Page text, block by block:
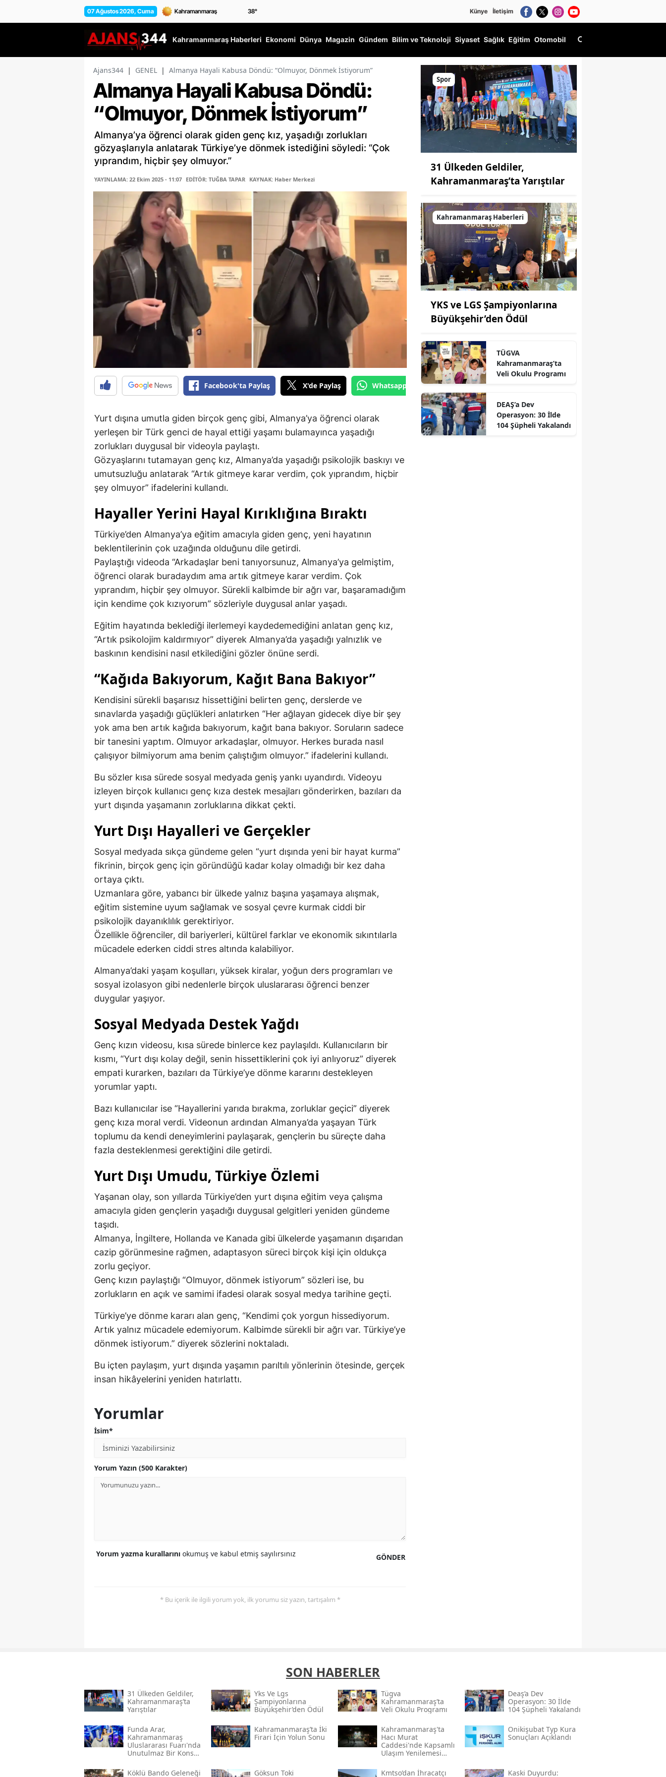
07 Ağustos 2026, Cuma 38° Künye İletişim
Kahramanmaraş Haberleri Ekonomi Dünya Magazin Gündem Bilim ve Teknoloji Siyaset Sağlık Eğitim Otomobil
Ajans344 | GENEL | Almanya Hayali Kabusa Döndü: “Olmuyor, Dönmek İstiyorum”
Almanya Hayali Kabusa Döndü:
“Olmuyor, Dönmek İstiyorum”
Almanya’ya öğrenci olarak giden genç kız, yaşadığı zorlukları
gözyaşlarıyla anlatarak Türkiye’ye dönmek istediğini söyledi: “Çok
yıprandım, hiçbir şey olmuyor.”
YAYINLAMA: 22 Ekim 2025 - 11:07 EDİTÖR: TUĞBA TAPAR KAYNAK: Haber Merkezi
Facebook'ta Paylaş X'de Paylaş Whatsapp'tan Gönder
Yurt dışına umutla giden birçok genç gibi, Almanya’ya öğrenci olarak
yerleşen bir Türk genci de hayal ettiği yaşamı bulamayınca yaşadığı
zorlukları duygusal bir videoyla paylaştı.
Gözyaşlarını tutamayan genç kız, Almanya’da yaşadığı psikolojik baskıyı ve
umutsuzluğu anlatarak “Artık gitmeye karar verdim, çok yıprandım, hiçbir
şey olmuyor” ifadelerini kullandı.
Hayaller Yerini Hayal Kırıklığına Bıraktı
Türkiye’den Almanya’ya eğitim amacıyla giden genç, yeni hayatının
beklentilerinin çok uzağında olduğunu dile getirdi.
Paylaştığı videoda “Arkadaşlar beni tanıyorsunuz, Almanya’ya gelmiştim,
öğrenci olarak buradaydım ama artık gitmeye karar verdim. Çok
yıprandım, hiçbir şey olmuyor. Sürekli kalbimde bir ağrı var, başaramadığım
için kendime çok kızıyorum” sözleriyle duygusal anlar yaşadı.
Eğitim hayatında beklediği ilerlemeyi kaydedemediğini anlatan genç kız,
“Artık psikolojim kaldırmıyor” diyerek Almanya’da yaşadığı yalnızlık ve
baskının kendisini nasıl etkilediğini gözler önüne serdi.
“Kağıda Bakıyorum, Kağıt Bana Bakıyor”
Kendisini sürekli başarısız hissettiğini belirten genç, derslerde ve
sınavlarda yaşadığı güçlükleri anlatırken “Her ağlayan gidecek diye bir şey
yok ama ben artık kağıda bakıyorum, kağıt bana bakıyor. Soruların sadece
bir tanesini yaptım. Olmuyor arkadaşlar, olmuyor. Herkes burada nasıl
çalışıyor bilmiyorum ama benim çalıştığım olmuyor.” ifadelerini kullandı.
Bu sözler kısa sürede sosyal medyada geniş yankı uyandırdı. Videoyu
izleyen birçok kullanıcı genç kıza destek mesajları gönderirken, bazıları da
yurt dışında yaşamanın zorluklarına dikkat çekti.
Yurt Dışı Hayalleri ve Gerçekler
Sosyal medyada sıkça gündeme gelen “yurt dışında yeni bir hayat kurma”
fikrinin, birçok genç için göründüğü kadar kolay olmadığı bir kez daha
ortaya çıktı.
Uzmanlara göre, yabancı bir ülkede yalnız başına yaşamaya alışmak,
eğitim sistemine uyum sağlamak ve sosyal çevre kurmak ciddi bir
psikolojik dayanıklılık gerektiriyor.
Özellikle öğrenciler, dil bariyerleri, kültürel farklar ve ekonomik sıkıntılarla
mücadele ederken ciddi stres altında kalabiliyor.
Almanya’daki yaşam koşulları, yüksek kiralar, yoğun ders programları ve
sosyal izolasyon gibi nedenlerle birçok uluslararası öğrenci benzer
duygular yaşıyor.
Sosyal Medyada Destek Yağdı
Genç kızın videosu, kısa sürede binlerce kez paylaşıldı. Kullanıcıların bir
kısmı, “Yurt dışı kolay değil, senin hissettiklerini çok iyi anlıyoruz” diyerek
empati kurarken, bazıları da Türkiye’ye dönme kararını destekleyen
yorumlar yaptı.
Bazı kullanıcılar ise “Hayallerini yarıda bırakma, zorluklar geçici” diyerek
genç kıza moral verdi. Videonun ardından Almanya’da yaşayan Türk
toplumu da kendi deneyimlerini paylaşarak, gençlerin bu süreçte daha
fazla desteklenmesi gerektiğini dile getirdi.
Yurt Dışı Umudu, Türkiye Özlemi
Yaşanan olay, son yıllarda Türkiye’den yurt dışına eğitim veya çalışma
amacıyla giden gençlerin yaşadığı duygusal gelgitleri yeniden gündeme
taşıdı.
Almanya, İngiltere, Hollanda ve Kanada gibi ülkelerde yaşamanın dışarıdan
cazip görünmesine rağmen, adaptasyon süreci birçok kişi için oldukça
zorlu geçiyor.
Genç kızın paylaştığı “Olmuyor, dönmek istiyorum” sözleri ise, bu
zorlukların en açık ve samimi ifadesi olarak sosyal medya tarihine geçti.
Türkiye’ye dönme kararı alan genç, “Kendimi çok yorgun hissediyorum.
Artık yalnız mücadele edemiyorum. Kalbimde sürekli bir ağrı var. Türkiye’ye
dönmek istiyorum.” diyerek sözlerini noktaladı.
Bu içten paylaşım, yurt dışında yaşamın parıltılı yönlerinin ötesinde, gerçek
insan hikâyelerini yeniden hatırlattı.
Yorumlar
İsim*
Yorum Yazın (500 Karakter)
GÖNDER
Yorum yazma kurallarını okumuş ve kabul etmiş sayılırsınız
* Bu içerik ile ilgili yorum yok, ilk yorumu siz yazın, tartışalım *
Spor
31 Ülkeden Geldiler,
Kahramanmaraş’ta Yarıştılar
Kahramanmaraş Haberleri
YKS ve LGS Şampiyonlarına
Büyükşehir’den Ödül
TÜGVA
Kahramanmaraş’ta
Veli Okulu Programı
DEAŞ’a Dev
Operasyon: 30 İlde
104 Şüpheli Yakalandı
SON HABERLER
31 Ülkeden Geldiler,
Kahramanmaraş’ta
Yarıştılar
Yks Ve Lgs
Şampiyonlarına
Büyükşehir’den Ödül
Tügva
Kahramanmaraş’ta
Veli Okulu Programı
Deaş’a Dev
Operasyon: 30 İlde
104 Şüpheli Yakalandı
Funda Arar,
Kahramanmaraş
Uluslararası Fuarı'nda
Unutulmaz Bir Konser
Kahramanmaraş’ta İki
Firari İçin Yolun Sonu
Kahramanmaraş'ta
Hacı Murat
Caddesi'nde Kapsamlı
Ulaşım Yenilemesi
Onikişubat Typ Kura
Sonuçları Açıklandı
Köklü Bando Geleneği
Göksun Toki̇
Kmtso’dan İhracatçı
Kaski̇ Duyurdu: